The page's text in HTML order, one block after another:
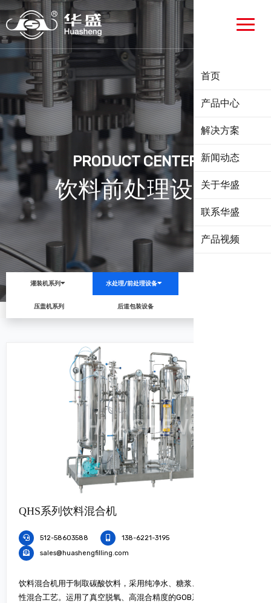
首页
产品中心
解决方案
新闻动态
关于华盛
联系华盛
产品视频
PRODUCT CENTER
饮料前处理设备
灌装机系列 水处理/前处理设备
压盖机系列 后道包装设备
QHS系列饮料混合机
512-58603588
138-6221-3195
sales@huashengfilling.com
饮料混合机用于制取碳酸饮料，采用纯净水、糖浆、CO2气体一次
性混合工艺。运用了真空脱氧、高混合精度的GOB系统。含气量可